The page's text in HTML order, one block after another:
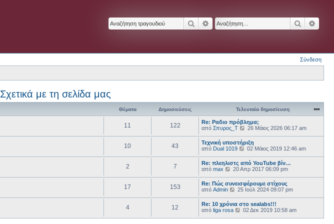
ΑναζήτησηΕιδική αναζήτηση
Σύνδεση
Σχετικά με τη σελίδα μας
Θέματα Δημοσιεύσεις Τελευταία δημοσίευση
11 122
Re: Ραδιο πρόβλημα;
από Σπυρος_Τ
Π
ο
β
ο
λ
ή
τ
ς
τ
ε
λ
ε
υ
τ
26 Μάιος 2026 06:17 am
10 43
Τεχνική υποστήριξη
από Dual 1019
Π
β
ο
λ
ή
τ
ς
τ
ε
λ
02 Μάιος 2019 12:46 am
2 7
Re: πλεηλιστς από YouTube βίν…
από max
Π
β
ο
λ
ή
τ
20 Απρ 2017 06:09 pm
17 153
Re: Πώς συνεισφέρουμε στίχους
από Admin
Π
β
ο
λ
25 Ιούλ 2024 09:07 pm
4 12
Re: 10 χρόνια στο sealabs!!!
από liga rosa
Π02 Δεκ 2019 10:58 am